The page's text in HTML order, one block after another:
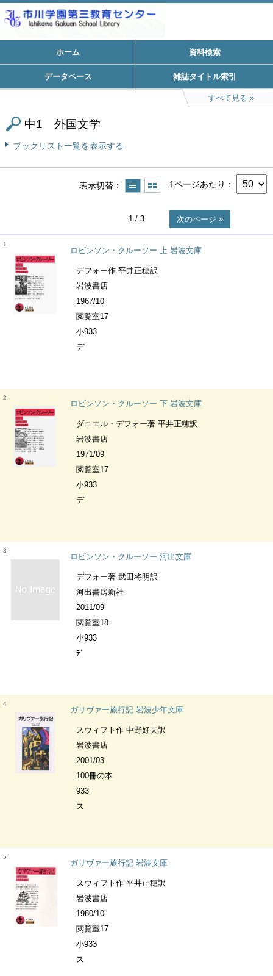
ホーム 資料検索
データベース 雑誌タイトル索引
すべて見る
中1 外国文学
ブックリスト一覧を表示する
表示切替 1ページあたり
1 / 3 次のページ
1
ロビンソン・クルーソー 上 岩波文庫
デフォー作 平井正穂訳
岩波書店
1967/10
閲覧室17
小933
デ
2
ロビンソン・クルーソー 下 岩波文庫
ダニエル・デフォー著 平井正穂訳
岩波書店
1971/09
閲覧室17
小933
デ
3
ロビンソン・クルーソー 河出文庫
デフォー著 武田将明訳
河出書房新社
2011/09
閲覧室18
小933
ﾃﾞ
4
ガリヴァー旅行記 岩波少年文庫
スウィフト作 中野好夫訳
岩波書店
2001/03
100冊の本
933
ス
5
ガリヴァー旅行記 岩波文庫
スウィフト作 平井正穂訳
岩波書店
1980/10
閲覧室17
小933
ス